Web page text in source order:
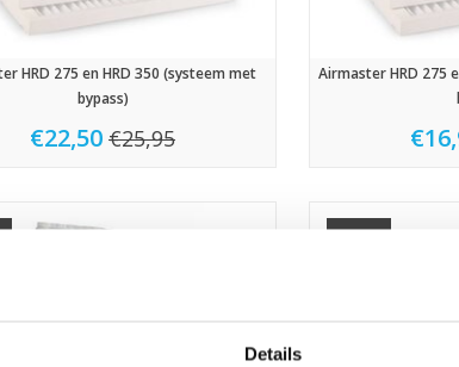
Details
HRD 275 en HRD 350 (systeem met
bypass)
€22,50 €25,95
Airmaster HRD 275